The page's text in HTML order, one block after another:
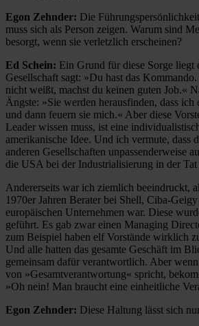
Egon Zehnder: Die
muss sich als Person zeigen. Warum sind
besorgt, wenn sie verletzlich erscheinen?
Ed Schein: Ein Grund für diese Sorge liegt
Gesellschaft sagt: »Du hast das
nicht weißt, machst du keinen guten Job.«
Ängste: »Sie werden herausfinden, dass
und dann feuern sie mich.« Aber diese
Leader wissen muss, ist eine
amerikanische Idee. Und ich vermute, dass
anderen Gesellschaften unpassenderweise
die USA bei der Industrialisierung in der
Andererseits war ich ziemlich beeindruckt,
1970er Jahren Berater bei Shell, Ciba-
europäischen Unternehmen war. Diese
geführt. Es gab zwar einen Managing
zum Beispiel haben elf Vorstände wirklich
Und alle hatten das gesamte Geschäft im
gemeinsam dafür verantwortlich. Aber
von »Gesamtverantwortung« spricht,
»Oh nein! Man braucht eine einheitliche
Egon Zehnder: Diese Haltung lässt sich